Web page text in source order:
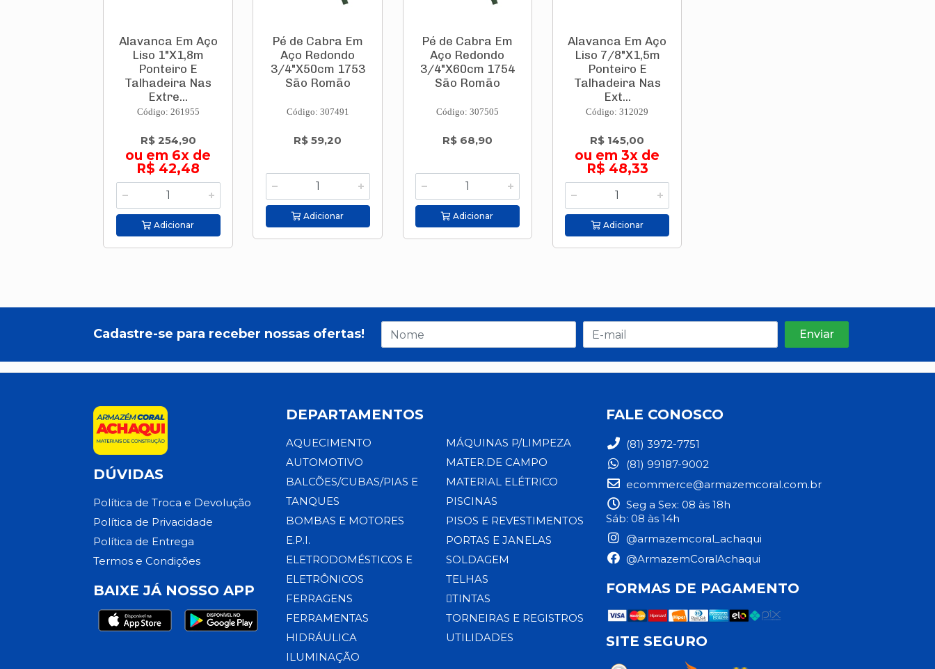
Alavanca Em Aço
Liso 1"X1,8m
Ponteiro E
Talhadeira Nas
Extre...
Código: 261955
R$ 254,90
ou em 6x de
R$ 42,48
Adicionar
Pé de Cabra Em
Aço Redondo
3/4"X50cm 1753
São Romão
Código: 307491
R$ 59,20
Adicionar
Pé de Cabra Em
Aço Redondo
3/4"X60cm 1754
São Romão
Código: 307505
R$ 68,90
Adicionar
Alavanca Em Aço
Liso 7/8"X1,5m
Ponteiro E
Talhadeira Nas
Ext...
Código: 312029
R$ 145,00
ou em 3x de
R$ 48,33
Adicionar
Cadastre-se para receber nossas ofertas!
DÚVIDAS
Política de Troca e Devolução
Política de Privacidade
Política de Entrega
Termos e Condições
BAIXE JÁ NOSSO APP
DEPARTAMENTOS
AQUECIMENTO
AUTOMOTIVO
BALCÕES/CUBAS/PIAS E
TANQUES
BOMBAS E MOTORES
E.P.I.
ELETRODOMÉSTICOS E
ELETRÔNICOS
FERRAGENS
FERRAMENTAS
HIDRÁULICA
ILUMINAÇÃO
MÁQUINAS P/LIMPEZA
MATER.DE CAMPO
MATERIAL ELÉTRICO
PISCINAS
PISOS E REVESTIMENTOS
PORTAS E JANELAS
SOLDAGEM
TELHAS
TINTAS
TORNEIRAS E REGISTROS
UTILIDADES
FALE CONOSCO
(81) 3972-7751
(81) 99187-9002
ecommerce@armazemcoral.com.br
Seg a Sex: 08 às 18h
Sáb: 08 às 14h
@armazemcoral_achaqui
@ArmazemCoralAchaqui
FORMAS DE PAGAMENTO
SITE SEGURO